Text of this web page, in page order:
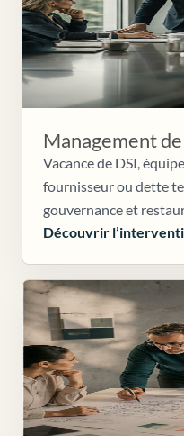
Management
Vacance de DSI,
fournisseur ou dette
gouvernance et
Découvrir